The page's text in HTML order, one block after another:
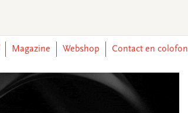
Magazine Webshop Contact en colofon